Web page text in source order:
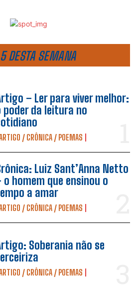
DESTA SEMANA
– Ler para viver melhor:
poder da leitura no
/ CRÔNICA / POEMAS
Luiz Sant’Anna Netto
o homem que ensinou o
a amar
/ CRÔNICA / POEMAS
Soberania não se
/ CRÔNICA / POEMAS